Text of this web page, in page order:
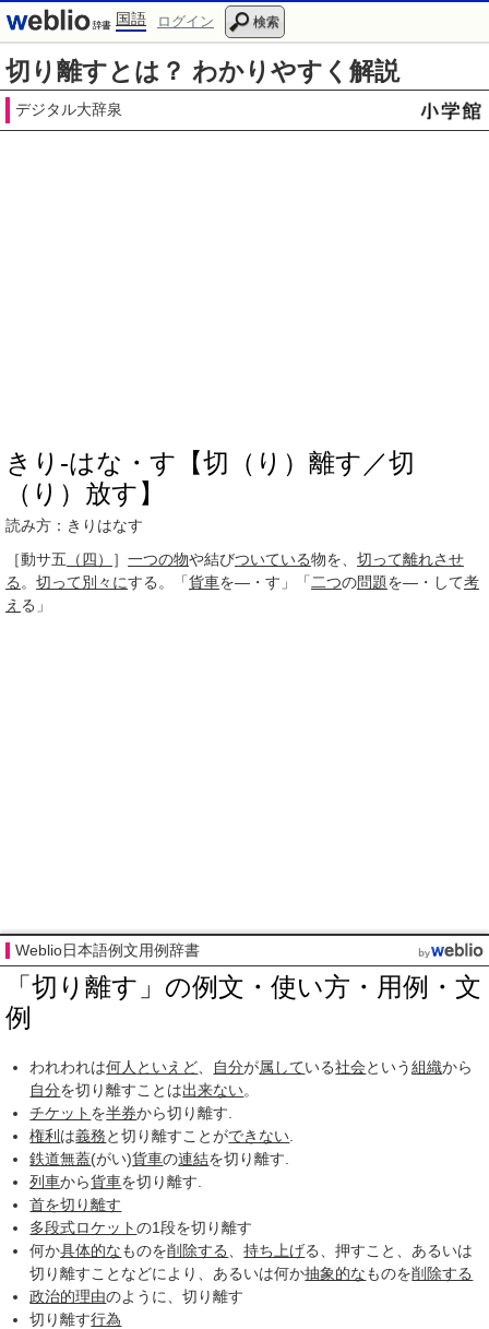
国語 ログイン 検索
切り離すとは？ わかりやすく解説
デジタル大辞泉
きり‐はな・す【切（り）離す／切
（り）放す】
読み方：きりはなす
［動サ五 （四） ］ 一つの物や結びついている物を、 切って離れさせ
る 。 切って別々にする。「貨車を―・す」「 二つの問題を―・して考
え る」
Weblio日本語例文用例辞書
「切り離す」の例文・使い方・用例・文
例
われわれは何人 といえど 自分が属している社会という組織から
自分を切り離すことは出来ない。
チケット を半券から切り離す.
権利 は義務と切り離すことができない
鉄道無蓋(がい)貨車の連結を切り離す.
列車から貨車を切り離す.
首を切り離す
多段式ロケットの1段を切り離す
何か具体的なものを削除する 、持ち上げる、押すこと、あるいは
切り離すことなどにより、あるいは何か抽象的なものを削除する
政治的理由のように、切り離す
切り離す行為